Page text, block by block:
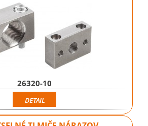
26320-10
DETAIL